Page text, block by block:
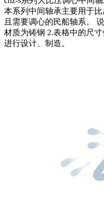
本系列中间轴承主要用于
且需要调心的民船轴系。
材质为铸钢 2.表格中的尺
进行设计、制造。